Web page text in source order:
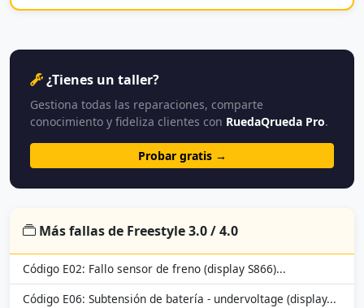
¿Tienes un taller?
Gestiona todas las reparaciones, comparte
conocimiento y fideliza clientes con RuedaQrueda Pro.
Probar gratis →
Más fallas de Freestyle 3.0 / 4.0
Código E02: Fallo sensor de freno (display S866)...
Código E06: Subtensión de batería - undervoltage (display...